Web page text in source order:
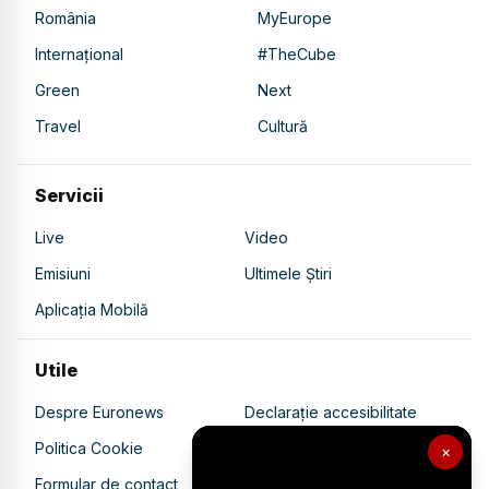
×
România
MyEurope
Internațional
#TheCube
Green
Next
Travel
Cultură
Servicii
Live
Video
Emisiuni
Ultimele Știri
Aplicația Mobilă
Utile
Despre Euronews
Declarație accesibilitate
Politica Cookie
Politica de confidențialitate
Formular de contact